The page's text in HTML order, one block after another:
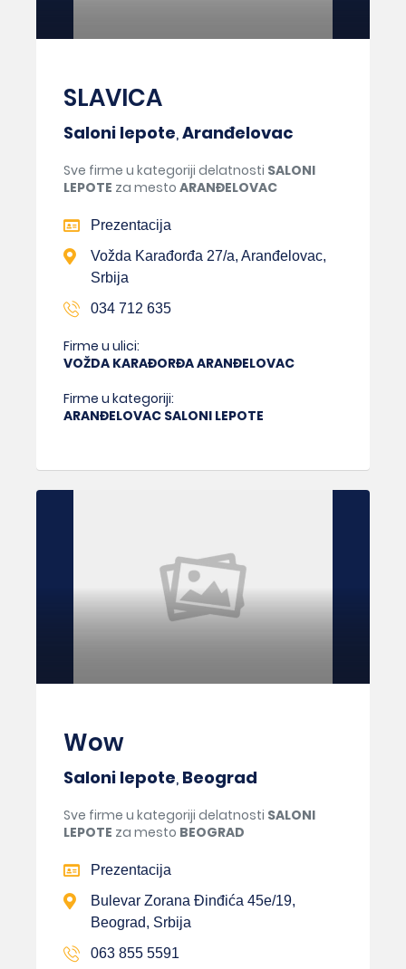
SLAVICA
Saloni lepote,Aranđelovac
Sve firme u kategoriji delatnosti SALONI
LEPOTE za mesto ARANĐELOVAC
Prezentacija
Vožda Karađorđa 27/a, Aranđelovac,
Srbija
034 712 635
Firme u ulici:
VOŽDA KARAĐORĐA ARANĐELOVAC
Firme u kategoriji:
ARANĐELOVAC SALONI LEPOTE
Wow
Saloni lepote, Beograd
Sve firme u kategoriji delatnosti SALONI
LEPOTE za mesto BEOGRAD
Prezentacija
Bulevar Zorana Đinđića 45e/19,
Beograd, Srbija
063 855 5591